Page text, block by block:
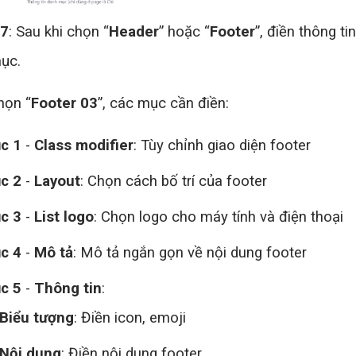
: Sau khi chọn “Header” hoặc “Footer”, điền thông
“Footer 03”, các mục cần điền:
1 - Class modifier: Tùy chỉnh giao diện footer
2 - Layout: Chọn cách bố trí của footer
3 - List logo: Chọn logo cho máy tính và điện thoại
4 - Mô tả: Mô tả ngắn gọn về nội dung footer
5 - Thông tin:
Biểu tượng: Điền icon, emoji